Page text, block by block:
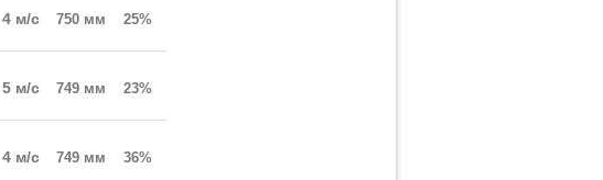
4 м/с 750 мм 25%
5 м/с 749 мм 23%
4 м/с 749 мм 36%